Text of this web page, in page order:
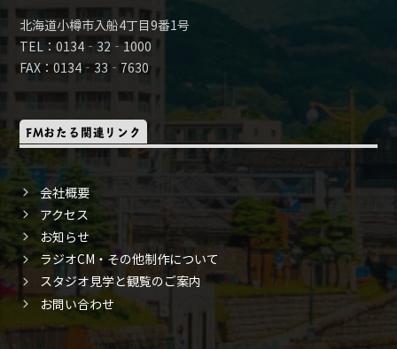
北海道小樽市入船4丁目9番1号
TEL：0134‐32‐1000
FAX：0134‐33‐7630
FMおたる関連リンク
会社概要
アクセス
お知らせ
ラジオCM・その他制作について
スタジオ見学と観覧のご案内
お問い合わせ